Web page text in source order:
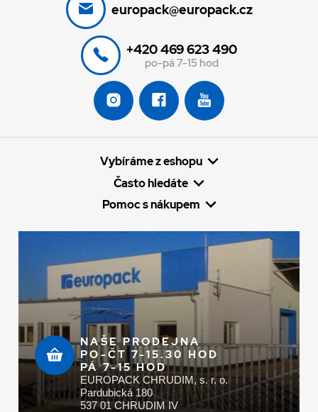
europack@europack.cz
+420 469 623 490
po-pá 7-15 hod
Vybíráme z eshopu
Často hledáte
Pomoc s nákupem
NAŠE PRODEJNA
PO-ČT 7-15.30 HOD
PÁ 7-15 HOD
EUROPACK CHRUDIM, s. r. o.
Pardubická 180
537 01 CHRUDIM IV